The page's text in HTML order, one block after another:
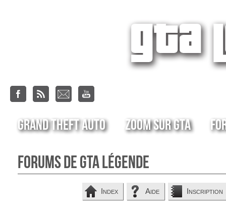
Grand Theft Auto Zoom sur GTA
Forums de GTA Légende
Index Aide Inscription